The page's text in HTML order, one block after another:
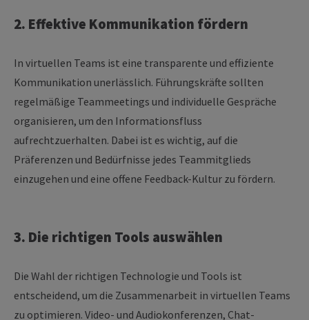
2. Effektive Kommunikation fördern
In virtuellen Teams ist eine transparente und effiziente
Kommunikation unerlässlich. Führungskräfte sollten
regelmäßige Teammeetings und individuelle Gespräche
organisieren, um den Informationsfluss
aufrechtzuerhalten. Dabei ist es wichtig, auf die
Präferenzen und Bedürfnisse jedes Teammitglieds
einzugehen und eine offene Feedback-Kultur zu fördern.
3. Die richtigen Tools auswählen
Die Wahl der richtigen Technologie und Tools ist
entscheidend, um die Zusammenarbeit in virtuellen Teams
zu optimieren. Video- und Audiokonferenzen, Chat-